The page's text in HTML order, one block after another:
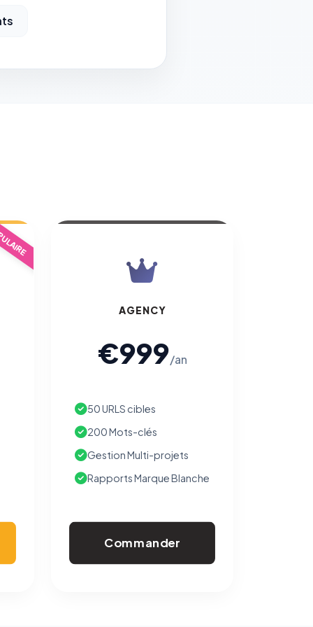
AGENCY
€999/an
50 URLS cibles
200 Mots-clés
Gestion Multi-projets
Rapports Marque Blanche
Commander